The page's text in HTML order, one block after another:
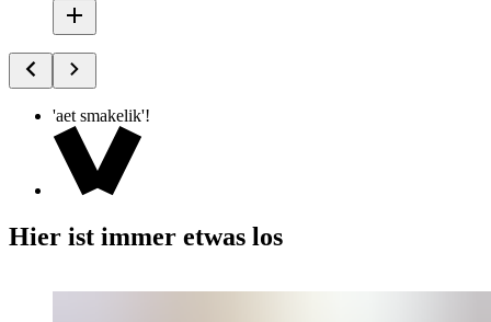
'aet smakelik'!
Hier ist immer etwas los